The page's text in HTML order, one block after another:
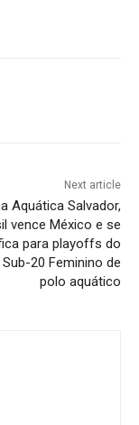
Next article
Aquática Salvador,
vence México e se
para playoffs do
20 Feminino de
polo aquático